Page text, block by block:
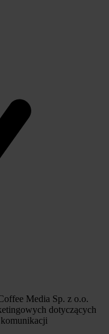
Media Sp. z o.o.
dotyczących